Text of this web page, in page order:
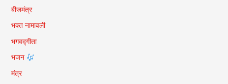
बीजमंत्र
भक्त नामावली
भगवद्गीता
भजन
मंत्र